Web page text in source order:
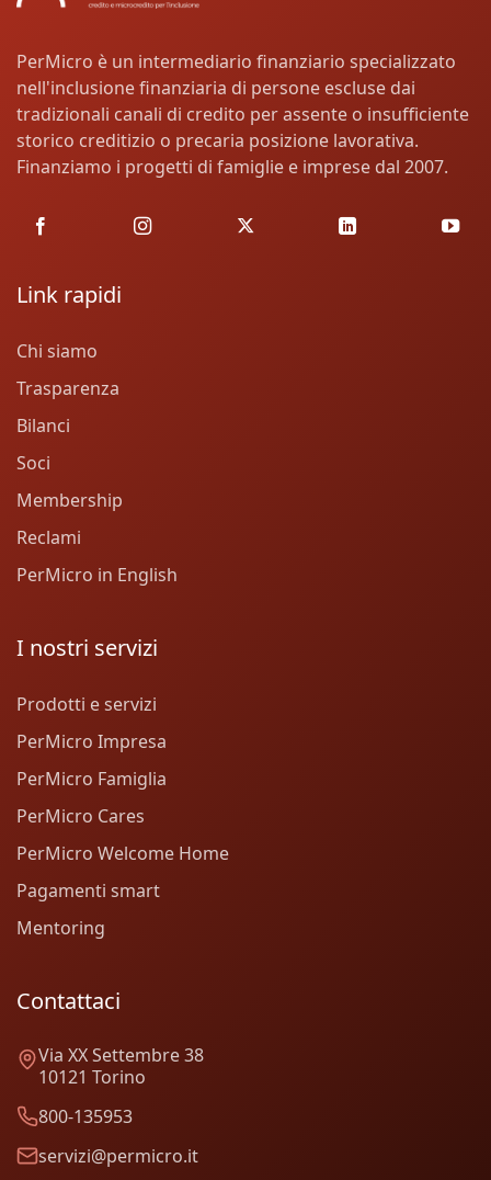
PerMicro è un intermediario finanziario specializzato
nell'inclusione finanziaria di persone escluse dai
tradizionali canali di credito per assente o insufficiente
storico creditizio o precaria posizione lavorativa.
Finanziamo i progetti di famiglie e imprese dal 2007.
Link rapidi
Chi siamo
Trasparenza
Bilanci
Soci
Membership
Reclami
PerMicro in English
I nostri servizi
Prodotti e servizi
PerMicro Impresa
PerMicro Famiglia
PerMicro Cares
PerMicro Welcome Home
Pagamenti smart
Mentoring
Contattaci
Via XX Settembre 38
10121 Torino
800-135953
servizi@permicro.it